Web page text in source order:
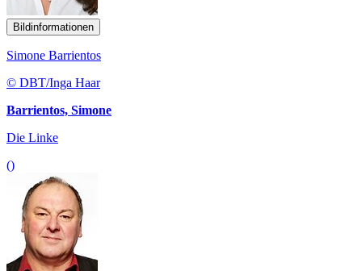
Bildinformationen
Simone Barrientos
© DBT/Inga Haar
Barrientos, Simone
Die Linke
()